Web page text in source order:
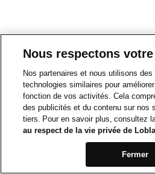
Nous respectons
Nos partenaires et nous utilisons
technologies similaires pour
fonction de vos activités. Cela
des publicités et du contenu sur nos
tiers. Pour en savoir plus, consultez
au respect de la vie privée de
Fermer